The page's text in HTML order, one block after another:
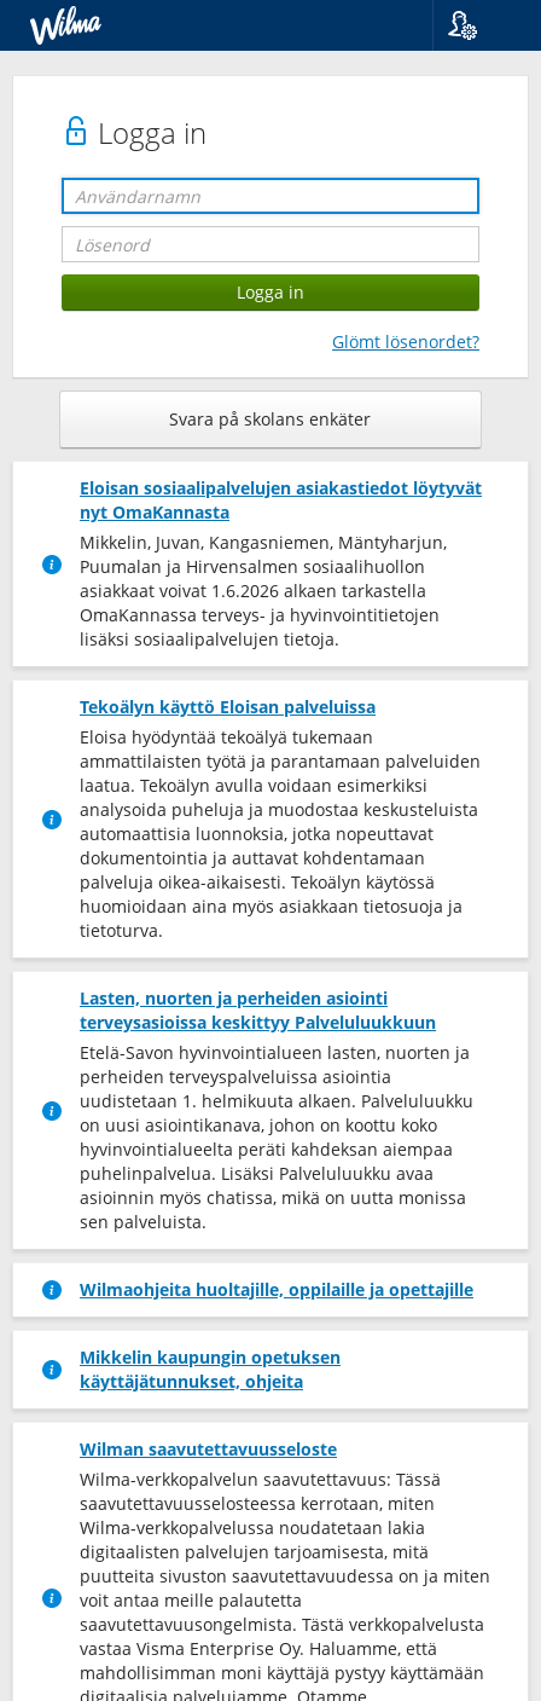
Logga in
Glömt lösenordet?
Svara på skolans enkäter
Eloisan sosiaalipalvelujen asiakastiedot löytyvät
nyt OmaKannasta
Mikkelin, Juvan, Kangasniemen, Mäntyharjun,
Puumalan ja Hirvensalmen sosiaalihuollon
asiakkaat voivat 1.6.2026 alkaen tarkastella
OmaKannassa terveys-​ ja hyvinvointitietojen
lisäksi sosiaalipalvelujen tietoja.
Tekoälyn käyttö Eloisan palveluissa
Eloisa hyödyntää tekoälyä tukemaan
ammattilaisten työtä ja parantamaan palveluiden
laatua. Tekoälyn avulla voidaan esimerkiksi
analysoida puheluja ja muodostaa keskusteluista
automaattisia luonnoksia, jotka nopeuttavat
dokumentointia ja auttavat kohdentamaan
palveluja oikea-​aikaisesti. Tekoälyn käytössä
huomioidaan aina myös asiakkaan tietosuoja ja
tietoturva.
Lasten, nuorten ja perheiden asiointi
terveysasioissa keskittyy Palveluluukkuun
Etelä-Savon hyvinvointialueen lasten, nuorten ja
perheiden terveyspalveluissa asiointia
uudistetaan 1. helmikuuta alkaen. Palveluluukku
on uusi asiointikanava, johon on koottu koko
hyvinvointialueelta peräti kahdeksan aiempaa
puhelinpalvelua. Lisäksi Palveluluukku avaa
asioinnin myös chatissa, mikä on uutta monissa
sen palveluista.
Wilmaohjeita huoltajille, oppilaille ja opettajille
Mikkelin kaupungin opetuksen
käyttäjätunnukset, ohjeita
Wilman saavutettavuusseloste
Wilma-verkkopalvelun saavutettavuus: Tässä
saavutettavuusselosteessa kerrotaan, miten
Wilma-verkkopalvelussa noudatetaan lakia
digitaalisten palvelujen tarjoamisesta, mitä
puutteita sivuston saavutettavuudessa on ja miten
voit antaa meille palautetta
saavutettavuusongelmista. Tästä verkkopalvelusta
vastaa Visma Enterprise Oy. Haluamme, että
mahdollisimman moni käyttäjä pystyy käyttämään